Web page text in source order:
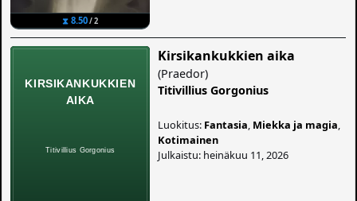
⧗ 8.50/ 2
Kirsikankukkien aika
(Praedor)
Titivillius Gorgonius
Luokitus: Fantasia Miekka ja magia
Kotimainen
Julkaistu: heinäkuu 11, 2026